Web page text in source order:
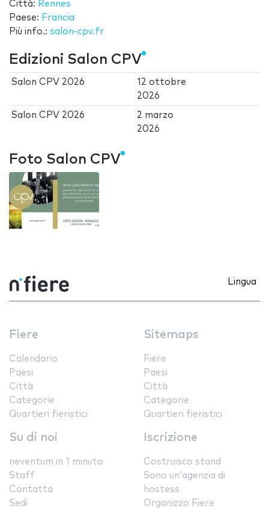
Città: Rennes
Paese: Francia
Più info.: salon-cpv.fr
Edizioni Salon CPV
Salon CPV 2026
12 ottobre
2026
Salon CPV 2026
2 marzo
2026
Foto Salon CPV
Lingua
Fiere
Calendario
Paesi
Città
Categorie
Quartieri fieristici
Sitemaps
Fiere
Paesi
Città
Categorie
Quartieri fieristici
Su di noi
neventum in 1 minuto
Staff
Contatta
Sedi
Iscrizione
Costruisco stand
Sono un'agenzia di
hostess
Organizzo Fiere